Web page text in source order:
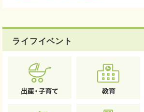
ライフイベント